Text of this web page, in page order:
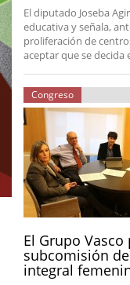
El diputado Joseba
educativa y señala,
proliferación de
aceptar que se
Congreso
El Grupo
subcomisión
integral